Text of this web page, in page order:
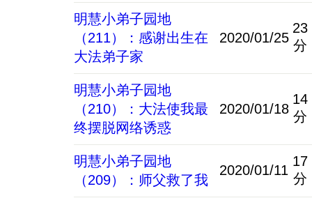
明慧小弟子园地
（211）：感谢出生在
大法弟子家
2020/01/25
23
分
明慧小弟子园地
（210）：大法使我最
终摆脱网络诱惑
2020/01/18
14
分
明慧小弟子园地
（209）：师父救了我
2020/01/11
17
分